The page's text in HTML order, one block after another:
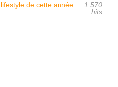
de cette année
1 570
hits